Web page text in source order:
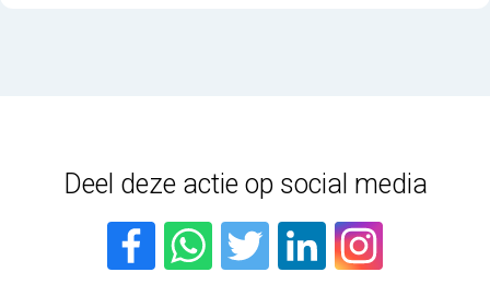
Deel deze actie op social media